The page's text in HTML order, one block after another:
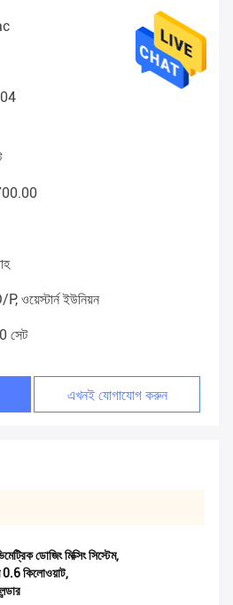
ওয়েস্টার্ন ইউনিয়ন
সেট
এখনই যোগাযোগ করুন
ডোজিং মিক্সিং সিস্টেম,
0.6 কিলোওয়াট,